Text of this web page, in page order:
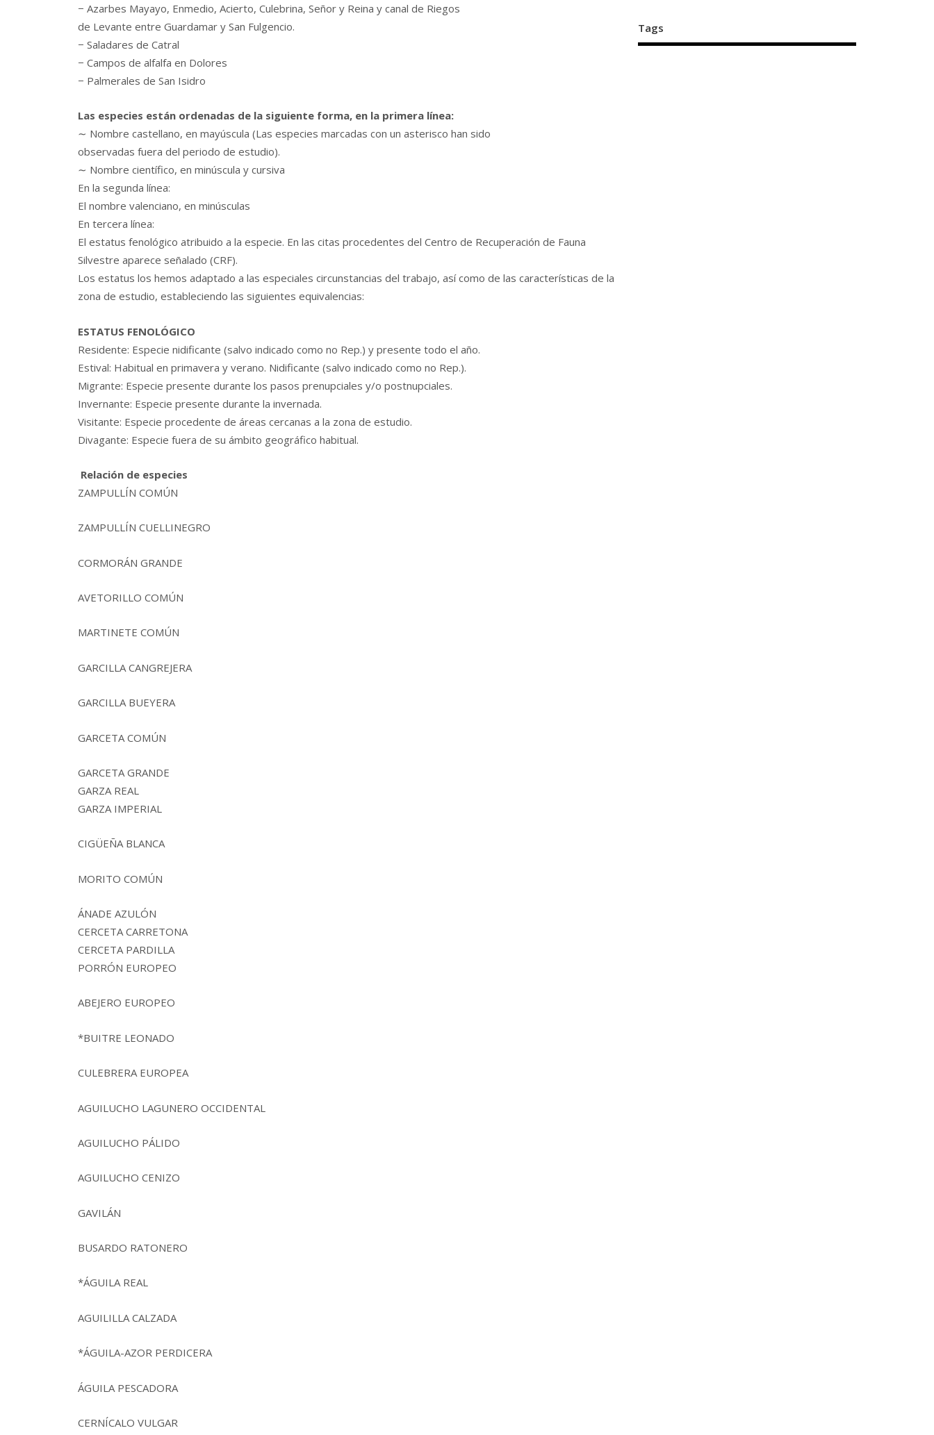
− Azarbes Mayayo, Enmedio, Acierto, Culebrina, Señor y Reina y canal de Riegos
de Levante entre Guardamar y San Fulgencio.
− Saladares de Catral
− Campos de alfalfa en Dolores
− Palmerales de San Isidro
Las especies están ordenadas de la siguiente forma, en la primera línea:
∼ Nombre castellano, en mayúscula (Las especies marcadas con un asterisco han sido
observadas fuera del periodo de estudio).
∼ Nombre científico, en minúscula y cursiva
En la segunda línea:
El nombre valenciano, en minúsculas
En tercera línea:
El estatus fenológico atribuido a la especie. En las citas procedentes del Centro de Recuperación de Fauna
Silvestre aparece señalado (CRF).
Los estatus los hemos adaptado a las especiales circunstancias del trabajo, así como de las características de la
zona de estudio, estableciendo las siguientes equivalencias:
ESTATUS FENOLÓGICO
Residente: Especie nidificante (salvo indicado como no Rep.) y presente todo el año.
Estival: Habitual en primavera y verano. Nidificante (salvo indicado como no Rep.).
Migrante: Especie presente durante los pasos prenupciales y/o postnupciales.
Invernante: Especie presente durante la invernada.
Visitante: Especie procedente de áreas cercanas a la zona de estudio.
Divagante: Especie fuera de su ámbito geográfico habitual.
Relación de especies
ZAMPULLÍN COMÚN
ZAMPULLÍN CUELLINEGRO
CORMORÁN GRANDE
AVETORILLO COMÚN
MARTINETE COMÚN
GARCILLA CANGREJERA
GARCILLA BUEYERA
GARCETA COMÚN
GARCETA GRANDE
GARZA REAL
GARZA IMPERIAL
CIGÜEÑA BLANCA
MORITO COMÚN
ÁNADE AZULÓN
CERCETA CARRETONA
CERCETA PARDILLA
PORRÓN EUROPEO
ABEJERO EUROPEO
*BUITRE LEONADO
CULEBRERA EUROPEA
AGUILUCHO LAGUNERO OCCIDENTAL
AGUILUCHO PÁLIDO
AGUILUCHO CENIZO
GAVILÁN
BUSARDO RATONERO
*ÁGUILA REAL
AGUILILLA CALZADA
*ÁGUILA-AZOR PERDICERA
ÁGUILA PESCADORA
CERNÍCALO VULGAR
Tags